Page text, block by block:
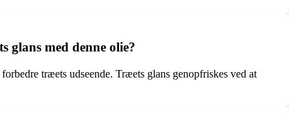
med denne olie?
træets udseende. Træets glans genopfriskes ved at